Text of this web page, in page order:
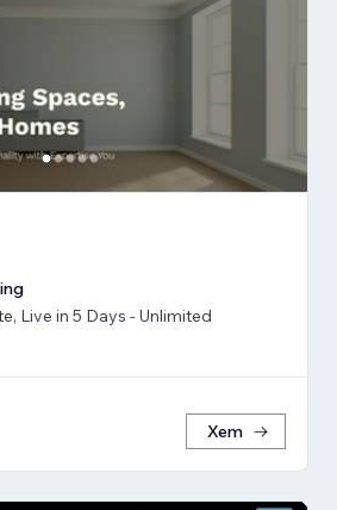
Live in 5 Days - Unlimited
Xem